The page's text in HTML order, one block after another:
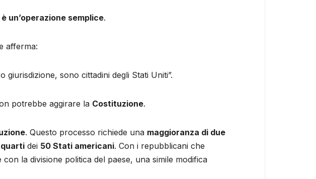
un’operazione semplice.
afferma:
sono cittadini degli Stati Uniti”.
potrebbe aggirare la Costituzione.
. Questo processo richiede una maggioranza di due
dei 50 Stati americani. Con i repubblicani che
la divisione politica del paese, una simile modifica